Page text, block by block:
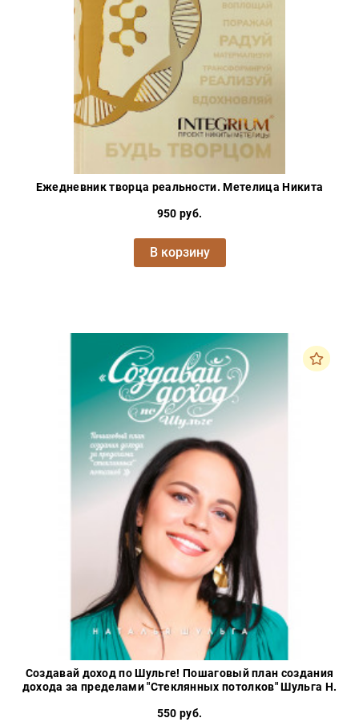
Ежедневник творца реальности. Метелица Никита
950 руб.
В корзину
Создавай доход по Шульге! Пошаговый план создания
дохода за пределами "Стеклянных потолков" Шульга Н.
550 руб.